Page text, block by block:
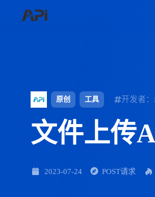
原创 工具 开发者：
文件上传
2023-07-24 POST请求